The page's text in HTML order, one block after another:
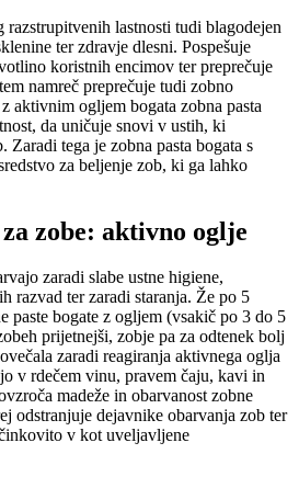
lastnosti tudi blagodejen
ter zdravje dlesni. Pospešuje
koristnih encimov ter preprečuje
namreč preprečuje tudi zobno
aktivnim ogljem bogata zobna pasta
da uničuje snovi v ustih, ki
Zaradi tega je zobna pasta bogata s
za beljenje zob, ki ga lahko
zobe: aktivno oglje
zaradi slabe ustne higiene,
razvad ter zaradi staranja. Že po 5
paste bogate z ogljem (vsakič po 3 do 5
prijetnejši, zobje pa za odtenek bolj
zaradi reagiranja aktivnega oglja
v rdečem vinu, pravem čaju, kavi in
madeže in obarvanost zobne
odstranjuje dejavnike obarvanja zob ter
v kot uveljavljene